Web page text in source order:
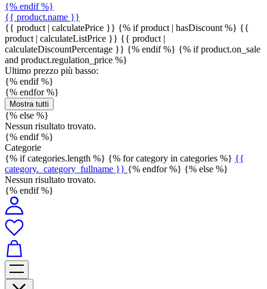
{% endif %}
{{ product.name }}
{{ product | calculatePrice }} {% if product | hasDiscount %} {{
product | calculateListPrice }} {{ product |
calculateDiscountPercentage }} {% endif %} {% if product.on_sale
and product.regulation_price %}
Ultimo prezzo più basso:
{% endif %}
{% endfor %}
Mostra tutti
{% else %}
Nessun risultato trovato.
{% endif %}
Categorie
{% if categories.length %} {% for category in categories %} {{
category._category_fullname }} {% endfor %} {% else %}
Nessun risultato trovato.
{% endif %}